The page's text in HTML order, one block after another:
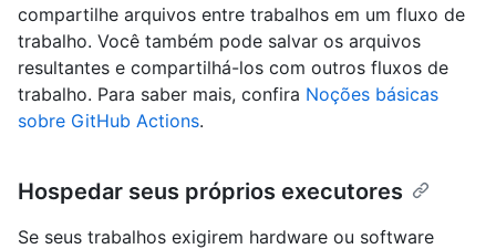
compartilhe arquivos entre trabalhos em um fluxo de
trabalho. Você também pode salvar os arquivos
resultantes e compartilhá-los com outros fluxos de
trabalho. Para saber mais, confira Noções básicas
sobre GitHub Actions.
Hospedar seus próprios executores
Se seus trabalhos exigirem hardware ou software